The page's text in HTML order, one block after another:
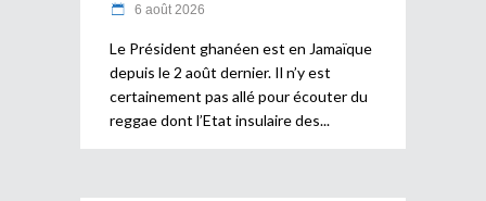
6 août 2026
Le Président ghanéen est en Jamaïque
depuis le 2 août dernier. Il n’y est
certainement pas allé pour écouter du
reggae dont l’Etat insulaire des